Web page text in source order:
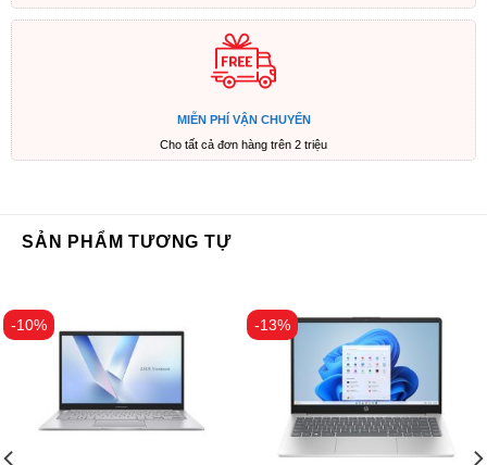
MIỄN PHÍ VẬN CHUYỂN
Cho tất cả đơn hàng trên 2 triệu
SẢN PHẨM TƯƠNG TỰ
-10% -13%